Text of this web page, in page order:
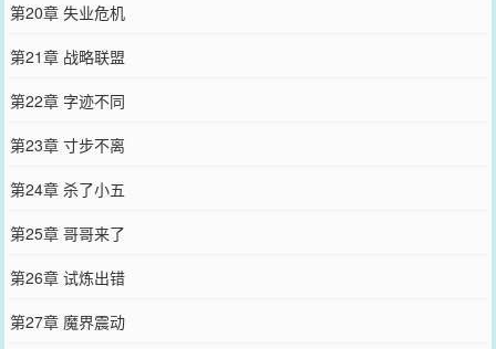
第20章 失业危机
第21章 战略联盟
第22章 字迹不同
第23章 寸步不离
第24章 杀了小五
第25章 哥哥来了
第26章 试炼出错
第27章 魔界震动